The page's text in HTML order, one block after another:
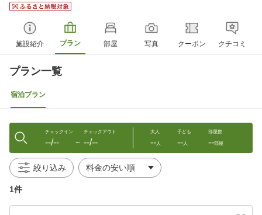
施設紹介 プラン 部屋 写真 クーポン クチコミ
プラン一覧
宿泊プラン
チェックイン
--/-- 〜
チェックアウト
--/--
大人
--人
子ども
--人
部屋数
--部屋
絞り込み
1件